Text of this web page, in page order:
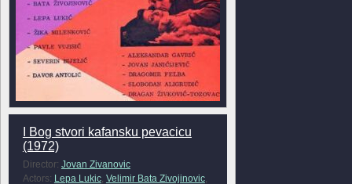
I Bog stvori kafansku pevacicu
(1972)
Director: Jovan Zivanovic
Actors: Lepa Lukic, Velimir Bata Zivojinovic,